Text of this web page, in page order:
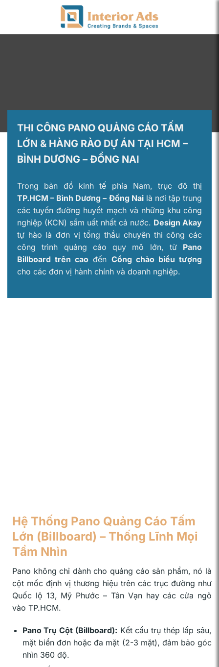
THI CÔNG PANO QUẢNG CÁO TẤM
LỚN & HÀNG RÀO DỰ ÁN TẠI HCM –
BÌNH DƯƠNG – ĐỒNG NAI
Trong bản đồ kinh tế phía Nam, trục đô thị
TP.HCM – Bình Dương – Đồng Nailà nơi tập trung
các tuyến đường huyết mạch và những khu công
nghiệp (KCN) sầm uất nhất cả nước. Design Akay
tự hào là đơn vị tổng thầu chuyên thi công các
công trình quảng cáo quy mô lớn, từ Pano
Billboard trên cao đến Cổng chào biểu tượng
cho các đơn vị hành chính và doanh nghiệp.
Hệ Thống Pano Quảng Cáo Tấm
Lớn (Billboard) – Thống Lĩnh Mọi
Tầm Nhìn
Pano không chỉ dành cho quảng cáo sản phẩm, nó là
cột mốc định vị thương hiệu trên các trục đường như
Quốc lộ 13, Mỹ Phước – Tân Vạn hay các cửa ngõ
vào TP.HCM.
Pano Trụ Cột (Billboard): Kết cấu trụ thép lấp sâu,
mặt biển đơn hoặc đa mặt (2-3 mặt), đảm bảo góc
nhìn 360 độ.